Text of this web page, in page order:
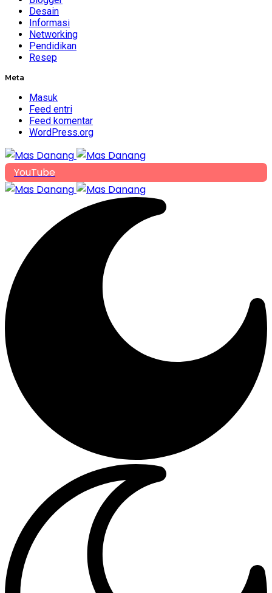
Desain
Informasi
Networking
Pendidikan
Resep
Meta
Masuk
Feed entri
Feed komentar
WordPress.org
YouTube